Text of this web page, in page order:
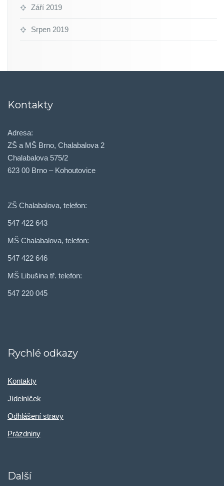
Září 2019
Srpen 2019
Kontakty
Adresa:
ZŠ a MŠ Brno, Chalabalova 2
Chalabalova 575/2
623 00 Brno – Kohoutovice
ZŠ Chalabalova, telefon:
547 422 643
MŠ Chalabalova, telefon:
547 422 646
MŠ Libušina tř. telefon:
547 220 045
Rychlé odkazy
Kontakty
Jídelníček
Odhlášení stravy
Prázdniny
Další